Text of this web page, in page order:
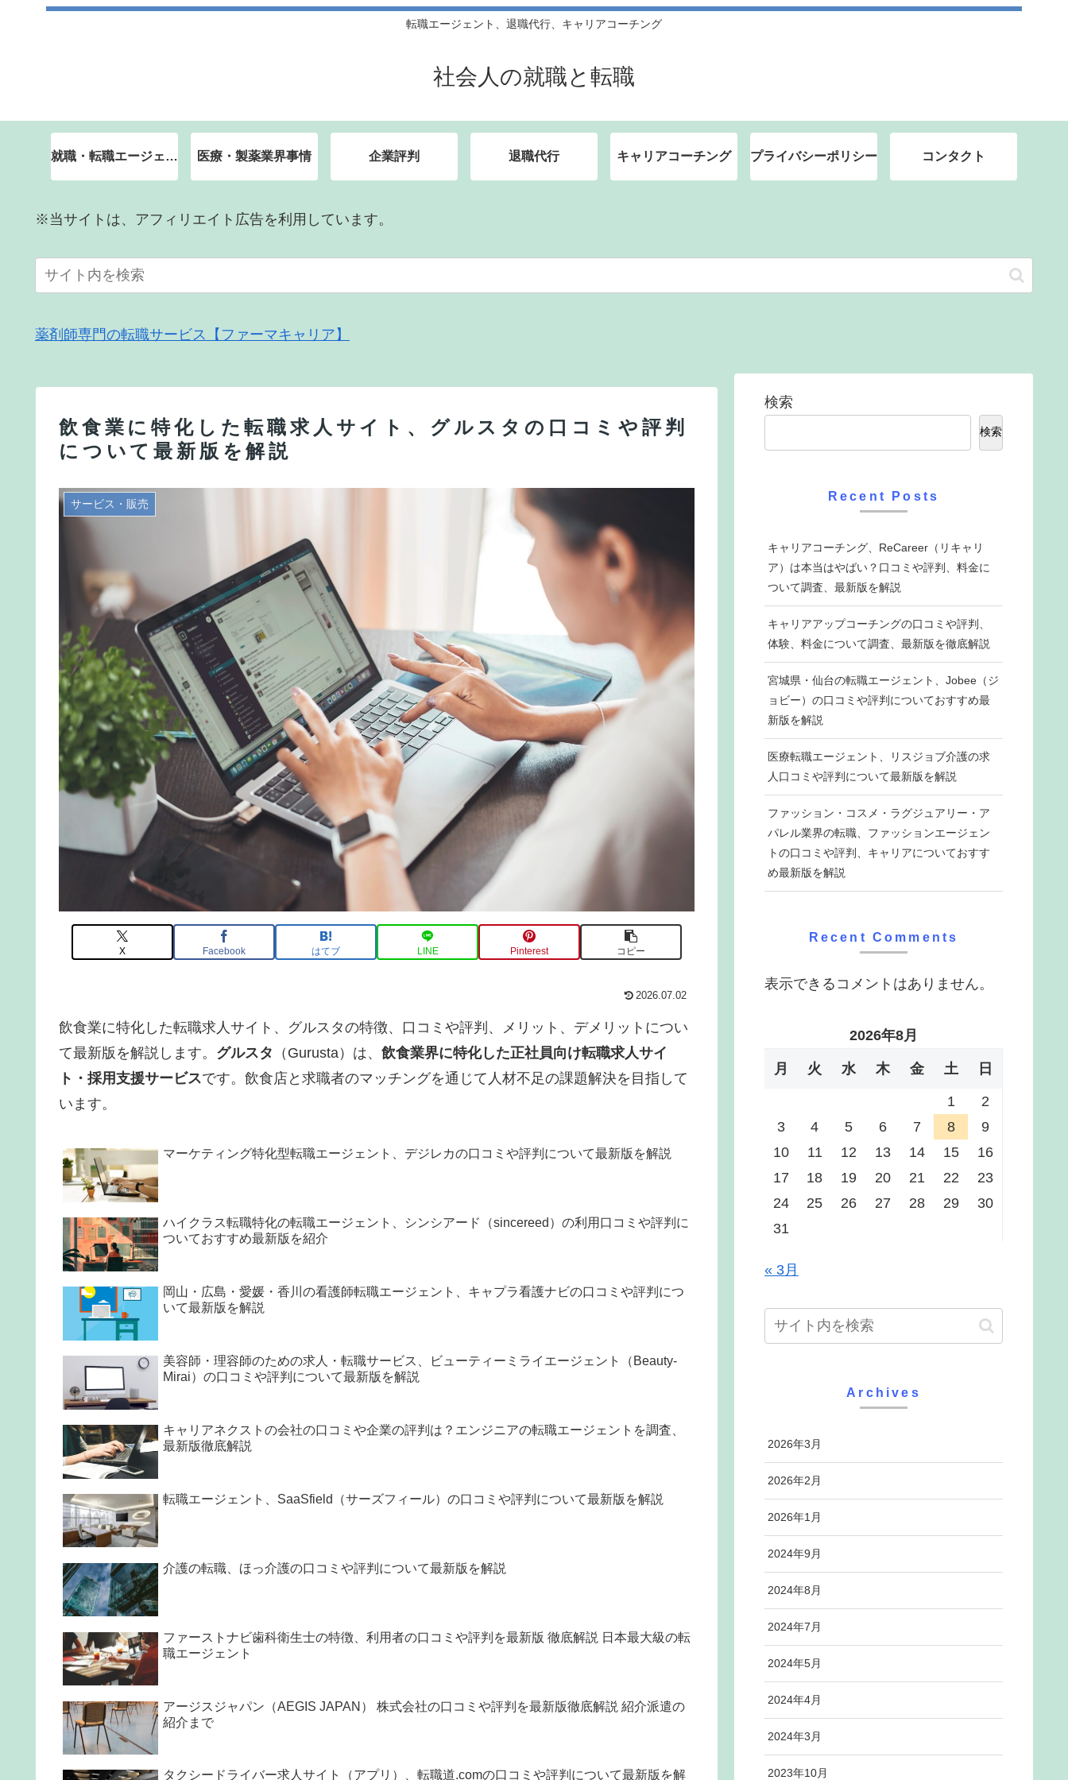
転職エージェント、退職代行、キャリアコーチング
社会人の就職と転職
就職・転職エージェント 医療・製薬業界事情 企業評判 退職代行 キャリアコーチング プライバシーポリシー コンタクト
※当サイトは、アフィリエイト広告を利用しています。
薬剤師専門の転職サービス【ファーマキャリア】
飲食業に特化した転職求人サイト、グルスタの口コミや評判
について最新版を解説
サービス・販売
X Facebook はてブ LINE Pinterest コピー
2026.07.02
飲食業に特化した転職求人サイト、グルスタの特徴、口コミや評判、メリット、デメリットについ
て最新版を解説します。 グルスタ （Gurusta）は、 飲食業界に特化した正社員向け転職求人サイ
ト・採用支援サービスです。飲食店と求職者のマッチングを通じて人材不足の課題解決を目指して
います。
マーケティング特化型転職エージェント、デジレカの口コミや評判について最新版を解説
ハイクラス転職特化の転職エージェント、シンシアード（sincereed）の利用口コミや評判に
ついておすすめ最新版を紹介
岡山・広島・愛媛・香川の看護師転職エージェント、キャプラ看護ナビの口コミや評判につ
いて最新版を解説
美容師・理容師のための求人・転職サービス、ビューティーミライエージェント（Beauty-
Mirai）の口コミや評判について最新版を解説
キャリアネクストの会社の口コミや企業の評判は？エンジニアの転職エージェントを調査、
最新版徹底解説
転職エージェント、SaaSfield（サーズフィール）の口コミや評判について最新版を解説
介護の転職、ほっ介護の口コミや評判について最新版を解説
ファーストナビ歯科衛生士の特徴、利用者の口コミや評判を最新版 徹底解説 日本最大級の転
職エージェント
アージスジャパン（AEGIS JAPAN） 株式会社の口コミや評判を最新版徹底解説 紹介派遣の
紹介まで
タクシードライバー求人サイト（アプリ）、転職道.comの口コミや評判について最新版を解
検索
検索
Recent Posts
キャリアコーチング、ReCareer（リキャリ
ア）は本当はやばい？口コミや評判、料金に
ついて調査、最新版を解説
キャリアアップコーチングの口コミや評判、
体験、料金について調査、最新版を徹底解説
宮城県・仙台の転職エージェント、Jobee（ジ
ョビー）の口コミや評判についておすすめ最
新版を解説
医療転職エージェント、リスジョブ介護の求
人口コミや評判について最新版を解説
ファッション・コスメ・ラグジュアリー・ア
パレル業界の転職、ファッションエージェン
トの口コミや評判、キャリアについておすす
め最新版を解説
Recent Comments
表示できるコメントはありません。
2026年8月
月 火 水 木 金 土 日
1
2
3
4 5 6 7 8
9
10
11 12 13 14 15
16
17
18 19 20 21 22
23
24
25 26 27 28 29
30
31
« 3月
Archives
2026年3月
2026年2月
2026年1月
2024年9月
2024年8月
2024年7月
2024年5月
2024年4月
2024年3月
2023年10月